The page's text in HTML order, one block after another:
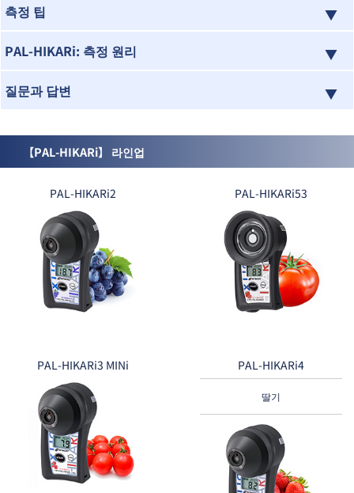
측정 팁
PAL-HIKARi: 측정 원리
질문과 답변
【PAL-HIKARi】 라인업
PAL-HIKARi2 PAL-HIKARi53
PAL-HIKARi3 MINi PAL-HIKARi4
딸기